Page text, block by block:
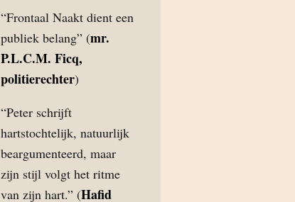
“Frontaal Naakt dient een
publiek belang” (mr.
P.L.C.M. Ficq,
politierechter)
“Peter schrijft
hartstochtelijk, natuurlijk
beargumenteerd, maar
zijn stijl volgt het ritme
van zijn hart.” (Hafid